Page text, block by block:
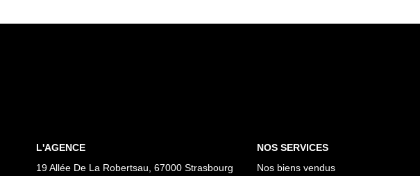
L'AGENCE
19 Allée De La Robertsau, 67000 Strasbourg
NOS SERVICES
Nos biens vendus